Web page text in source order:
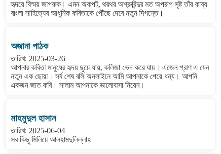
হৃদয়ে বিস্ময় জাগরুক। এমন অকপট, থরথর অশ্রুবিন্দুর মত অপরূপ সৃষ্ট তাঁর কাব্য
বাংলা সাহিত্যের আধুনিক কবিতাকে পৌঁছে দেবে নতুন দিগন্তে।
অজানা পাঠক
তারিখ: 2025-03-26
আপনার কবিতা মানুষের হৃদয় ছুয়ে যায়, কলিজা ভেদ করে যায়। এজেন প্রাণ এ যেন
নতুন এক ছোয়া। সর্ব শেষ বলি অনলাইনে আমি আপনাকে পেয়ে ধন্য। আপনি
একজন জাত কবি। সালাম আপনাকে ভালোবাসা নিয়েন।
মাহমুদুল হাসান
তারিখ: 2025-06-04
সব কিছু মিলিয়ে আলহামদুলিল্লাহ